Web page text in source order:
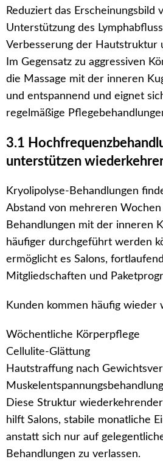
Reduziert das Erscheinungsbild
Unterstützung des
Verbesserung der Hautstruktur
Im Gegensatz zu aggressiven
die Massage mit der inneren
und entspannend und eignet
regelmäßige
3.1
unterstützen
Kryolipolyse-Behandlungen
Abstand von mehreren
Behandlungen mit der inneren
häufiger durchgeführt werden
ermöglicht es Salons,
Mitgliedschaften und
Kunden kommen häufig wieder
Wöchentliche Körperpflege
Cellulite-Glättung
Hautstraffung nach
Diese Struktur
hilft Salons, stabile monatliche
anstatt sich nur auf
Behandlungen zu verlassen.